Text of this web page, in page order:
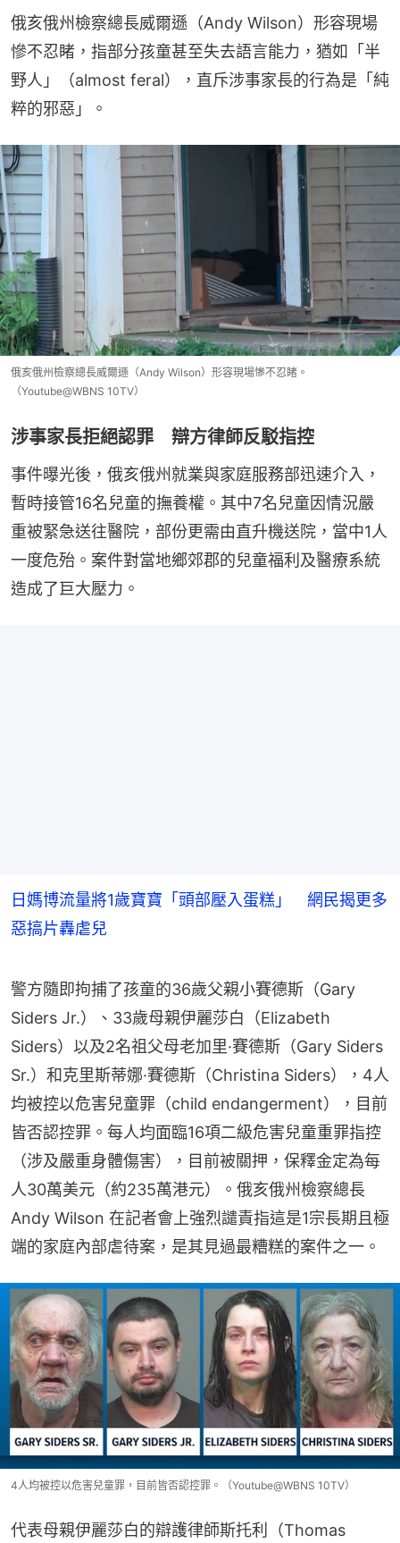
俄亥俄州檢察總長威爾遜（Andy Wilson）形容現場
慘不忍睹，指部分孩童甚至失去語言能力，猶如「半
野人」（almost feral），直斥涉事家長的行為是「純
粹的邪惡」。
俄亥俄州檢察總長威爾遜（Andy Wilson）形容現場慘不忍睹。
（Youtube@WBNS 10TV）
涉事家長拒絕認罪 辯方律師反駁指控
事件曝光後，俄亥俄州就業與家庭服務部迅速介入，
暫時接管16名兒童的撫養權。其中7名兒童因情況嚴
重被緊急送往醫院，部份更需由直升機送院，當中1人
一度危殆。案件對當地鄉郊郡的兒童福利及醫療系統
造成了巨大壓力。
日媽博流量將1歲寶寶「頭部壓入蛋糕」 網民揭更多
惡搞片轟虐兒
警方隨即拘捕了孩童的36歲父親小賽德斯（Gary
Siders Jr.）、33歲母親伊麗莎白（Elizabeth
Siders）以及2名祖父母老加里·賽德斯（Gary Siders
Sr.）和克里斯蒂娜·賽德斯（Christina Siders），4人
均被控以危害兒童罪（child endangerment），目前
皆否認控罪。每人均面臨16項二級危害兒童重罪指控
（涉及嚴重身體傷害），目前被關押，保釋金定為每
人30萬美元（約235萬港元）。俄亥俄州檢察總長
Andy Wilson 在記者會上強烈譴責指這是1宗長期且極
端的家庭內部虐待案，是其見過最糟糕的案件之一。
4人均被控以危害兒童罪，目前皆否認控罪。（Youtube@WBNS 10TV）
代表母親伊麗莎白的辯護律師斯托利（Thomas